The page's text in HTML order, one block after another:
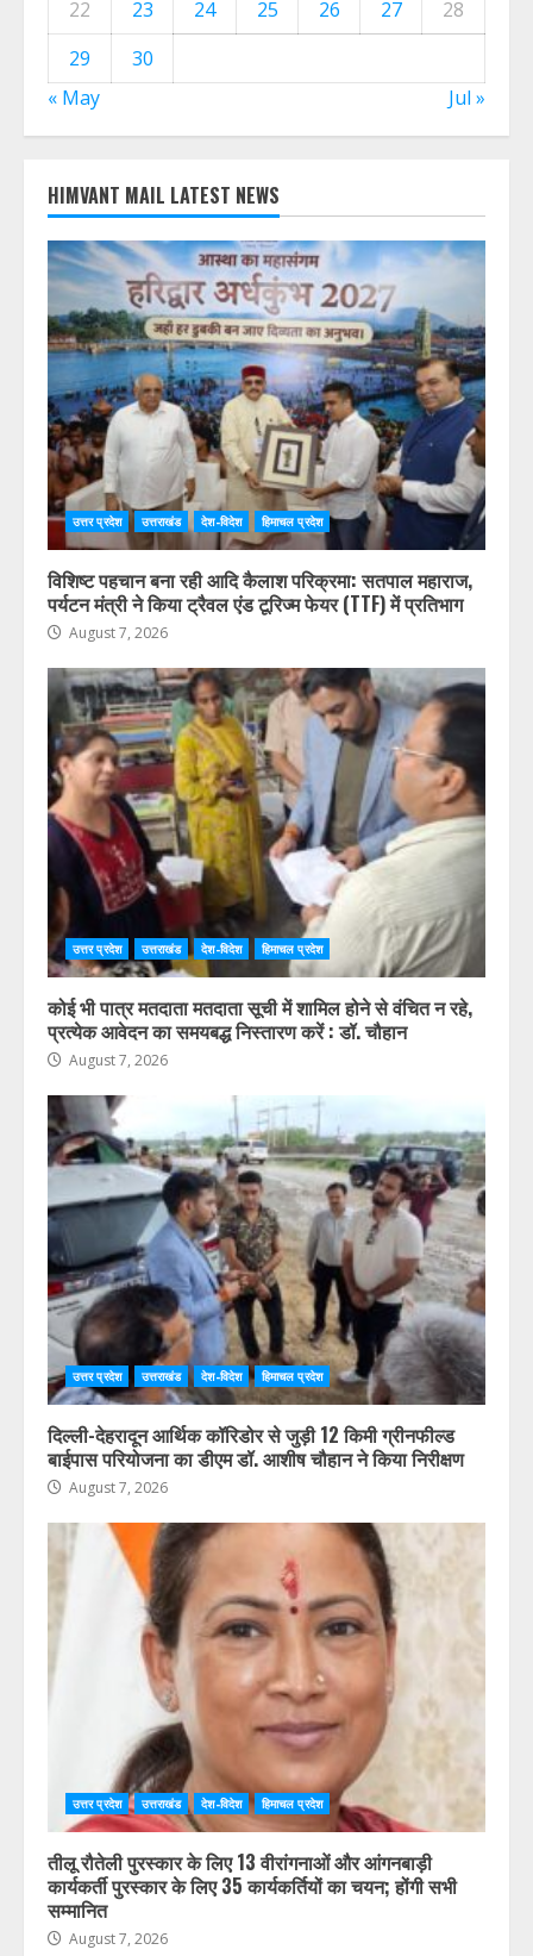
22 23 24 25 26 27
28
29
30
« May
Jul »
HIMVANT MAIL LATEST NEWS
उत्तर प्रदेश उत्तराखंड देश-विदेश हिमाचल प्रदेश
विशिष्ट पहचान बना रही आदि कैलाश परिक्रमा: सतपाल महाराज,
पर्यटन मंत्री ने किया ट्रैवल एंड टूरिज्म फेयर (TTF) में प्रतिभाग
August 7, 2026
उत्तर प्रदेश उत्तराखंड देश-विदेश हिमाचल प्रदेश
कोई भी पात्र मतदाता मतदाता सूची में शामिल होने से वंचित न रहे,
प्रत्येक आवेदन का समयबद्ध निस्तारण करें : डॉ. चौहान
August 7, 2026
उत्तर प्रदेश उत्तराखंड देश-विदेश हिमाचल प्रदेश
दिल्ली-देहरादून आर्थिक कॉरिडोर से जुड़ी 12 किमी ग्रीनफील्ड
बाईपास परियोजना का डीएम डॉ. आशीष चौहान ने किया निरीक्षण
August 7, 2026
उत्तर प्रदेश उत्तराखंड देश-विदेश हिमाचल प्रदेश
तीलू रौतेली पुरस्कार के लिए 13 वीरांगनाओं और आंगनबाड़ी
कार्यकर्ती पुरस्कार के लिए 35 कार्यकर्तियों का चयन; होंगी सभी
सम्मानित
August 7, 2026